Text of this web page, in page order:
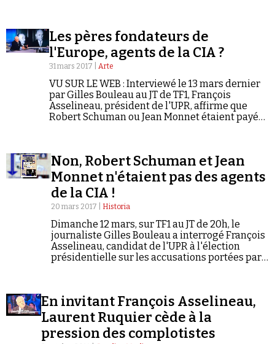
Se connecter
Les pères fondateurs de
l'Europe, agents de la CIA ?
31 mars 2017 | Arte
VU SUR LE WEB : Interviewé le 13 mars dernier
par Gilles Bouleau au JT de TF1, François
Asselineau, président de l'UPR, affirme que
Robert Schuman ou Jean Monnet étaient payés
Non, Robert Schuman et Jean
Monnet n'étaient pas des agents
de la CIA !
20 mars 2017 | Historia
Dimanche 12 mars, sur TF1 au JT de 20h, le
journaliste Gilles Bouleau a interrogé François
Asselineau, candidat de l'UPR à l'élection
présidentielle sur les accusations portées par
En invitant François Asselineau,
Laurent Ruquier cède à la
pression des complotistes